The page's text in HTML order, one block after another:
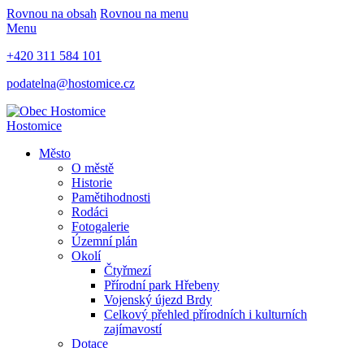
Rovnou na obsah Rovnou na menu
Menu
+420 311 584 101
podatelna@hostomice.cz
Hostomice
Město
O městě
Historie
Pamětihodnosti
Rodáci
Fotogalerie
Územní plán
Okolí
Čtyřmezí
Přírodní park Hřebeny
Vojenský újezd Brdy
Celkový přehled přírodních i kulturních
zajímavostí
Dotace